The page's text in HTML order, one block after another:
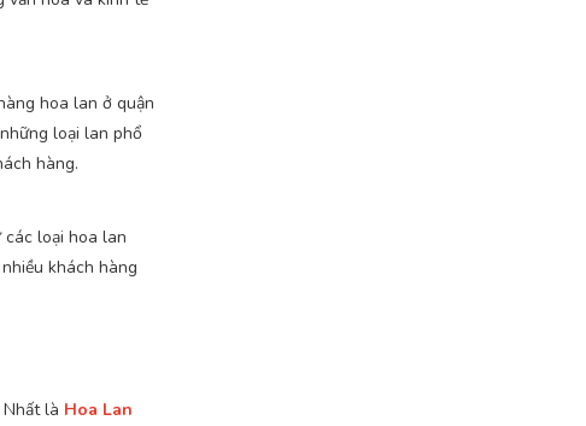
hoa lan ở quận
loại lan phổ
hàng.
loại hoa lan
khách hàng
là Hoa Lan